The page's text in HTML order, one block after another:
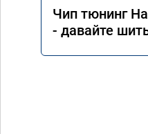
Чип тюнинг
- давайте